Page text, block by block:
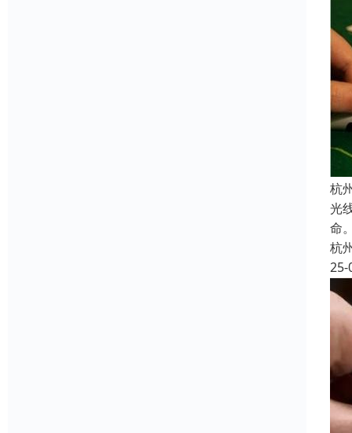
杭
光
命
杭
25-